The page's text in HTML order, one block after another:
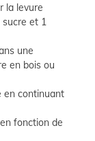
la levure
sucre et 1
une
en bois ou
en continuant
fonction de